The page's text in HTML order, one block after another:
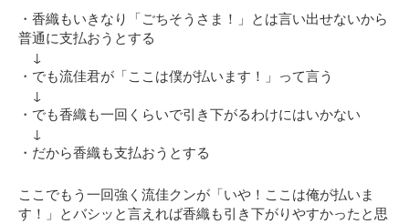
・香織もいきなり「ごちそうさま！」とは言い出せないから
普通に支払おうとする
↓
・でも流佳君が「ここは僕が払います！」って言う
↓
・でも香織も一回くらいで引き下がるわけにはいかない
↓
・だから香織も支払おうとする
ここでもう一回強く流佳クンが 「いや！ここは俺が払いま
す！」
とバシッと言えれば香織も引き下がりやすかったと思